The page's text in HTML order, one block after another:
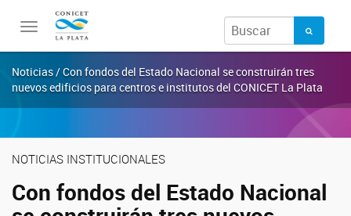
Toggle
navigation
Noticias / Con fondos del Estado Nacional se construirán tres
nuevos edificios para centros e institutos del CONICET La Plata
NOTICIAS INSTITUCIONALES
Con fondos del Estado Nacional